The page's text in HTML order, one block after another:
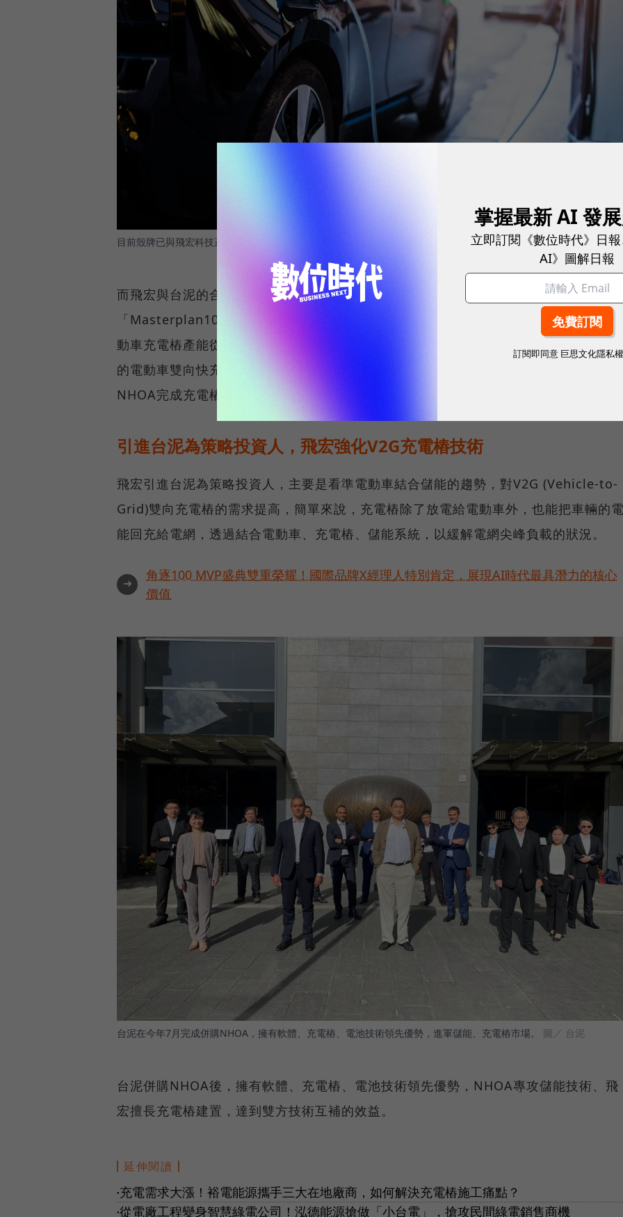
目前殼牌已與飛宏科技正式簽約合作，成為殼牌全球充電設備採供應商。 圖／ shutterstock
而飛宏與台泥的合作，更是開拓歐洲市場。由於NHOA於今年7月發佈
「Masterplan10x 10 年計畫」，五年十倍發展計畫，提到目標五年後，NHOA目前電
動車充電樁產能從現在每週1500台，提升到每週1.5萬台十倍成長，目標搶下南歐最大
的電動車雙向快充電網寶座，預估2030年佔南歐市場達15%。飛宏表示，未來會協助
NHOA完成充電樁的建置，但具體的規格與數量暫未透露。
引進台泥為策略投資人，飛宏強化V2G充電樁技術
飛宏引進台泥為策略投資人，主要是看準電動車結合儲能的趨勢，對V2G (Vehicle-to-
Grid)雙向充電樁的需求提高，簡單來說，充電樁除了放電給電動車外，也能把車輛的
能回充給電網，透過結合電動車、充電樁、儲能系統，以緩解電網尖峰負載的狀況。
➜
角逐100 MVP盛典雙重榮耀！國際品牌X經理人特別肯定，展現AI時代最具潛力的核心
價值
台泥在今年7月完成併購NHOA，擁有軟體、充電樁、電池技術領先優勢，進軍儲能、充電樁市場。 圖／ 台泥
台泥併購NHOA後，擁有軟體、充電樁、電池技術領先優勢，NHOA專攻儲能技術、飛
宏擅長充電樁建置，達到雙方技術互補的效益。
延伸閱讀
● 充電需求大漲！裕電能源攜手三大在地廠商，如何解決充電樁施工痛點？
●從電廠工程變身智慧綠電公司！泓德能源搶做「小台電」，搶攻民間綠電銷售商機
掌握最新 AI 發
立即訂閱《數位時代》日
AI》圖解日報
訂閱即同意 巨思文化隱私